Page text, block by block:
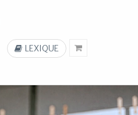
LEXIQUE